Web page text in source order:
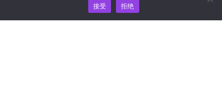
资源
接受
拒绝